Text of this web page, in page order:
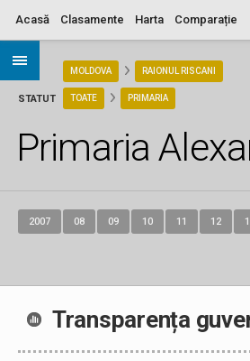
Acasă Clasamente Harta Comparație
STATUT
MOLDOVA RAIONUL RISCANI
TOATE PRIMARIA
Primaria
2007 08 09 10 11 12
Transparența